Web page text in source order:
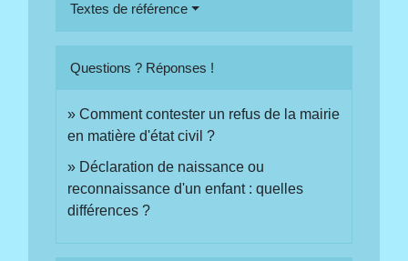
Textes de référence
Questions ? Réponses !
Comment contester un refus de la mairie
en matière d'état civil ?
Déclaration de naissance ou
reconnaissance d'un enfant : quelles
différences ?